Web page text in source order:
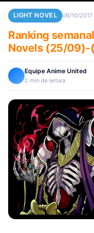
LIGHT NOVEL 06/10/2017
Ranking
Novels (25/09)-
Equipe Anime United
2 min de leitura